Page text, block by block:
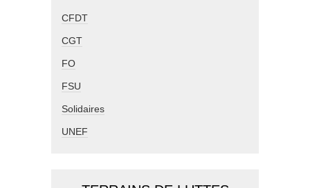
CFDT
CGT
FO
FSU
Solidaires
UNEF